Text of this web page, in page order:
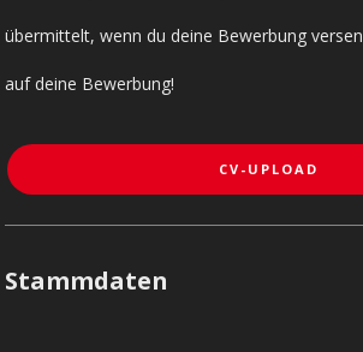
übermittelt, wenn du deine Bewerbung
auf deine Bewerbung!
CV-UPLOAD
Stammdaten